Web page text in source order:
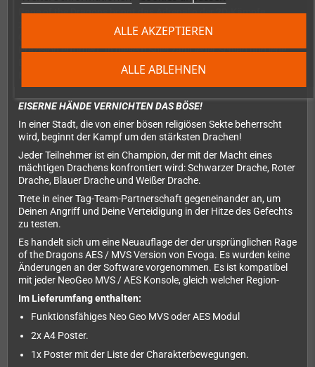
ALLE ABLEHNEN
ALLE AKZEPTIEREN
Rage of the Dragons bringt das Adrenalin der 2D-Kämpfe
zurück, mit einem ausgefeilten Gameplay, charismatischen
Charakteren und einem dualen Kampfsystem, das Strategie und
Präzision erfordert. In diesem Spiel zählt jeder Schlag und jede
Entscheidung kann den Unterschied zwischen Sieg und
EISERNE HÄNDE VERNICHTEN DAS BÖSE!
In einer Stadt, die von einer bösen religiösen Sekte beherrscht
wird, beginnt der Kampf um den stärksten Drachen!
Jeder Teilnehmer ist ein Champion, der mit der Macht eines
mächtigen Drachens konfrontiert wird: Schwarzer Drache, Roter
Drache, Blauer Drache und Weißer Drache.
Trete in einer Tag-Team-Partnerschaft gegeneinander an, um
Deinen Angriff und Deine Verteidigung in der Hitze des Gefechts
zu testen.
Es handelt sich um eine Neuauflage der der ursprünglichen Rage
of the Dragons AES / MVS Version von Evoga. Es wurden keine
Änderungen an der Software vorgenommen. Es ist kompatibel
mit jeder NeoGeo MVS / AES Konsole, gleich welcher Region-
Im Lieferumfang enthalten:
Funktionsfähiges Neo Geo MVS oder AES Modul
2x A4 Poster.
1x Poster mit der Liste der Charakterbewegungen.